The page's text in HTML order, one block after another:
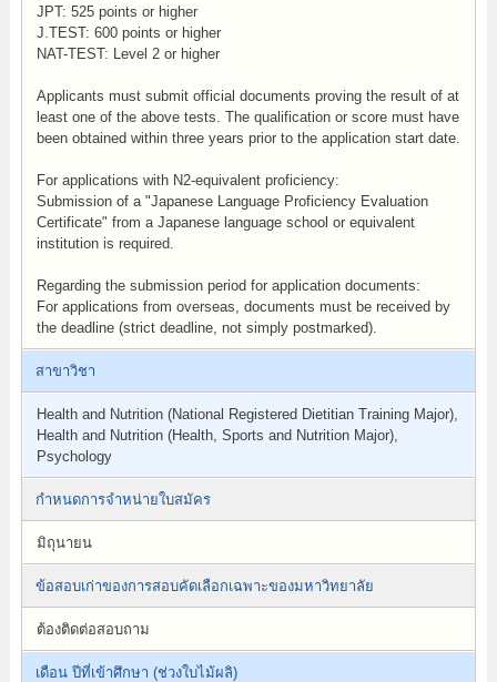
JPT: 525 points or higher
J.TEST: 600 points or higher
NAT-TEST: Level 2 or higher
Applicants must submit official documents proving the result of at
least one of the above tests. The qualification or score must have
been obtained within three years prior to the application start date.
For applications with N2-equivalent proficiency:
Submission of a "Japanese Language Proficiency Evaluation
Certificate" from a Japanese language school or equivalent
institution is required.
Regarding the submission period for application documents:
For applications from overseas, documents must be received by
the deadline (strict deadline, not simply postmarked).
สาขาวิชา
Health and Nutrition (National Registered Dietitian Training Major),
Health and Nutrition (Health, Sports and Nutrition Major),
Psychology
กำหนดการจำหน่ายใบสมัคร
มิถุนายน
ข้อสอบเก่าของการสอบคัดเลือกเฉพาะของมหาวิทยาลัย
ต้องติดต่อสอบถาม
เดือน ปีที่เข้าศึกษา (ช่วงใบไม้ผลิ)